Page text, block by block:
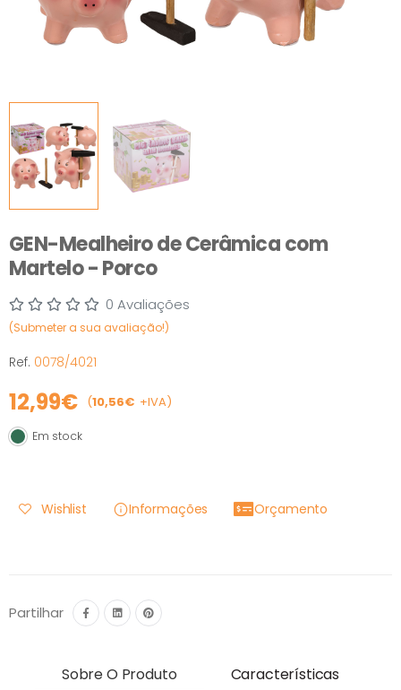
GEN-Mealheiro de Cerâmica com
Martelo - Porco
0 Avaliações
(Submeter a sua avaliação!)
Ref. 0078/4021
12,99€ (10,56€ +IVA)
Em stock
Em stock
Wishlist Informações Orçamento
Partilhar
Sobre O Produto
Características